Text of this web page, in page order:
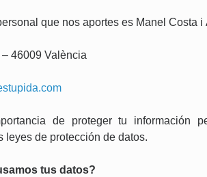
que nos aportes es Manel Costa
46009 València
de proteger tu información
leyes de protección de datos.
tus datos?